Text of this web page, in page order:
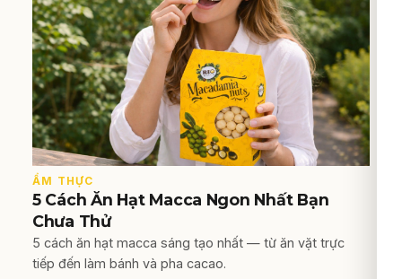
ẨM THỰC
5 Cách Ăn Hạt Macca Ngon Nhất Bạn
Chưa Thử
5 cách ăn hạt macca sáng tạo nhất — từ ăn vặt trực
tiếp đến làm bánh và pha cacao.